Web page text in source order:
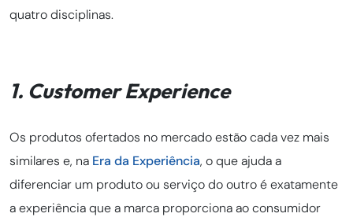
quatro disciplinas.
1. Customer Experience
Os produtos ofertados no mercado estão cada vez mais
similares e, na Era da Experiência, o que ajuda a
diferenciar um produto ou serviço do outro é exatamente
a experiência que a marca proporciona ao consumidor